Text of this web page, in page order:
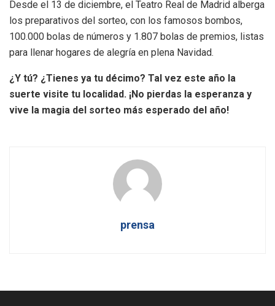
Desde el 13 de diciembre, el Teatro Real de Madrid alberga
los preparativos del sorteo, con los famosos bombos,
100.000 bolas de números y 1.807 bolas de premios, listas
para llenar hogares de alegría en plena Navidad.
¿Y tú? ¿Tienes ya tu décimo? Tal vez este año la
suerte visite tu localidad. ¡No pierdas la esperanza y
vive la magia del sorteo más esperado del año!
prensa